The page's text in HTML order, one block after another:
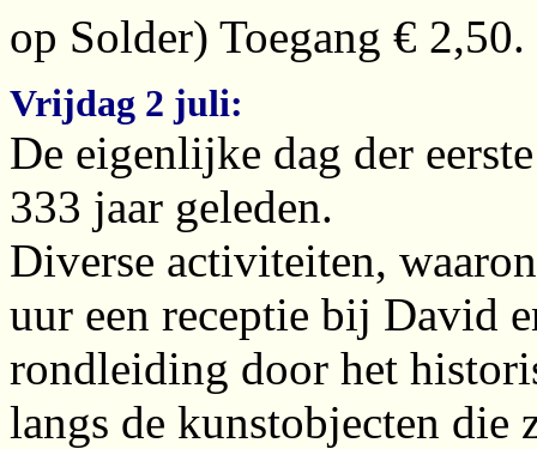
op Solder) Toegang € 2,50.
Vrijdag 2 juli:
De eigenlijke dag der
333 jaar geleden.
Diverse activiteiten,
uur een receptie bij David
rondleiding door het
langs de kunstobjecten